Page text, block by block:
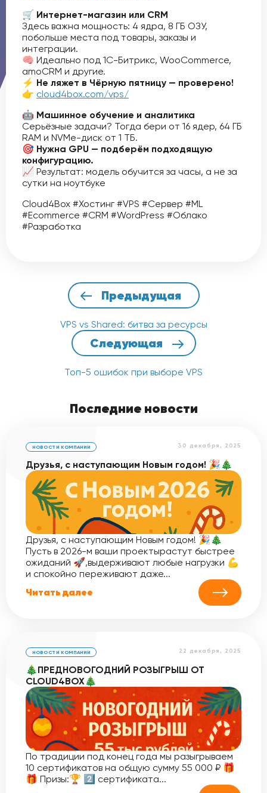
🛒 Интернет-магазин или CRM
Здесь важна мощность: 4 ядра, 8 ГБ ОЗУ,
побольше места под товары, заказы и
интеграции.
🧠 Идеально под 1С-Битрикс, WooCommerce,
amoCRM и другие.
⚡️ Не ляжет в Чёрную пятницу — проверено!
👉 cloud4box.com/vps/
🤖 Машинное обучение и аналитика
Серьёзные задачи? Тогда бери от 16 ядер, 64 ГБ
RAM и NVMe-диск от 1 ТБ.
🎯 Нужна GPU — подберём подходящую
конфигурацию.
📈 Результат: модель обучится за часы, а не за
сутки на ноутбуке
Cloud4Box #Хостинг #VPS #Сервер #ML
#Ecommerce #CRM #WordPress #Облако
#Разработка
Предыдущая
VPS vs Shared: битва за ресурсы
Следующая
Топ-5 ошибок при выборе VPS
Последние новости
30 декабря, 2025
НОВОСТИ КОМПАНИИ
Друзья, с наступающим Новым годом! 🎉🎄
Друзья, с наступающим Новым годом! 🎉🎄
Пусть в 2026-м ваши проектырастут быстрее
ожиданий 🚀,выдерживают любые нагрузки 💪
и спокойно переживают даже...
Читать далее
22 декабря, 2025
НОВОСТИ КОМПАНИИ
🎄ПРЕДНОВОГОДНИЙ РОЗЫГРЫШ ОТ
CLOUD4BOX🎄
По традиции под конец года мы разыгрываем
10 сертификатов на общую сумму 55 000 ₽ 🎁
🎁 Призы:🏆 2️⃣ сертификата...